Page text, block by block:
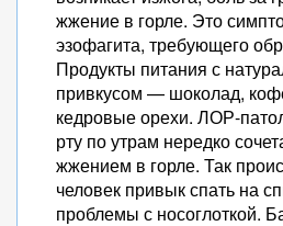
жжение в горле. Это
эзофагита, требующего
Продукты питания с
привкусом — шоколад,
кедровые орехи. ЛОР-
рту по утрам нередко
жжением в горле. Так
человек привык спать на
проблемы с носоглоткой.